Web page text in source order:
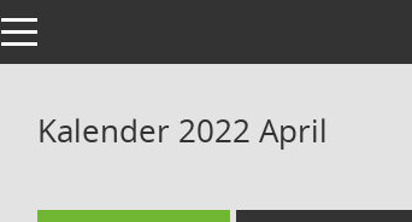
Toggle navigation
Kalender 2022 April